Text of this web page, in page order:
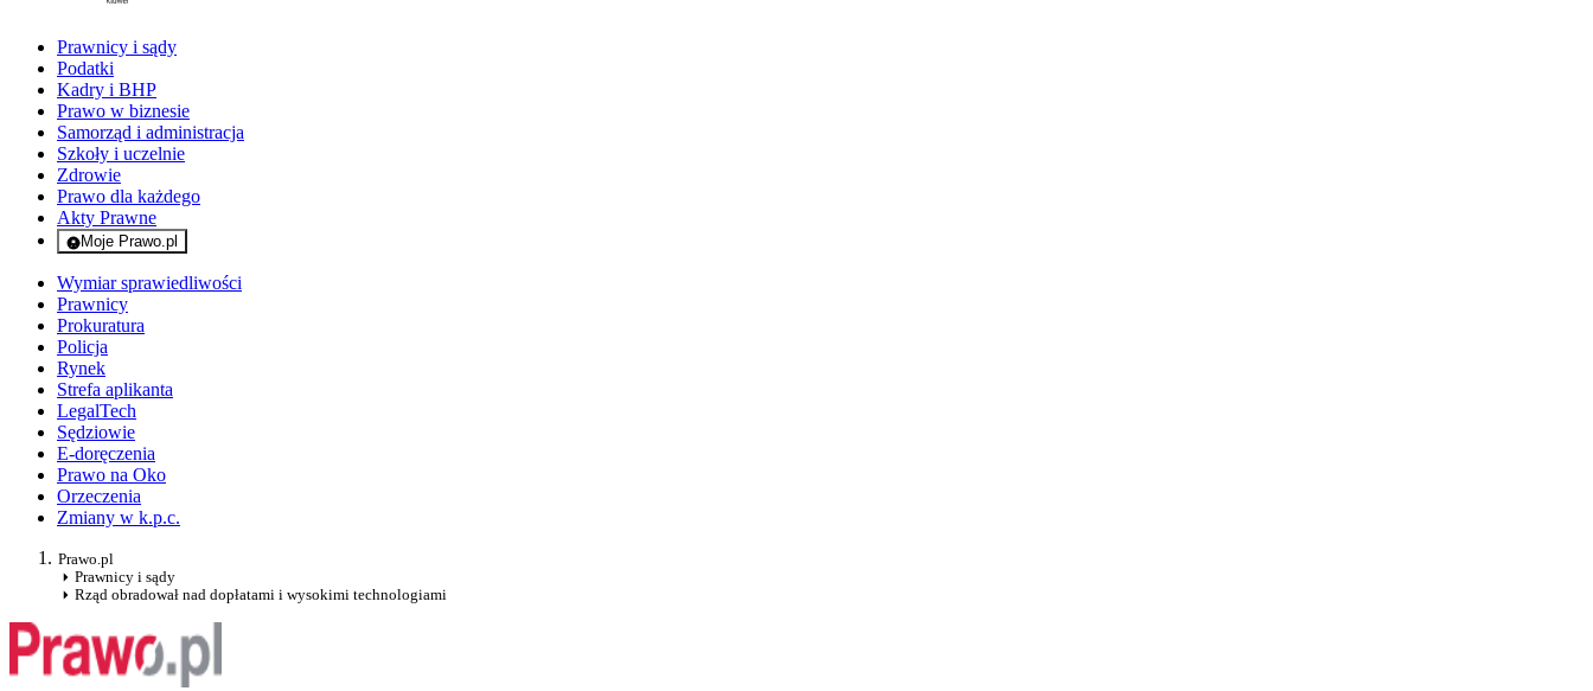
Prawnicy i sądy
Podatki
Kadry i BHP
Prawo w biznesie
Samorząd i administracja
Szkoły i uczelnie
Zdrowie
Prawo dla każdego
Akty Prawne
Moje Prawo.pl
- rejestracja i logowanie do serwisu
Wymiar sprawiedliwości
Prawnicy
Prokuratura
Policja
Rynek
Strefa aplikanta
LegalTech
Sędziowie
E-doręczenia
Prawo na Oko
Orzeczenia
Zmiany w k.p.c.
Prawo.pl
Prawnicy i sądy
Rząd obradował nad dopłatami i wysokimi technologiami